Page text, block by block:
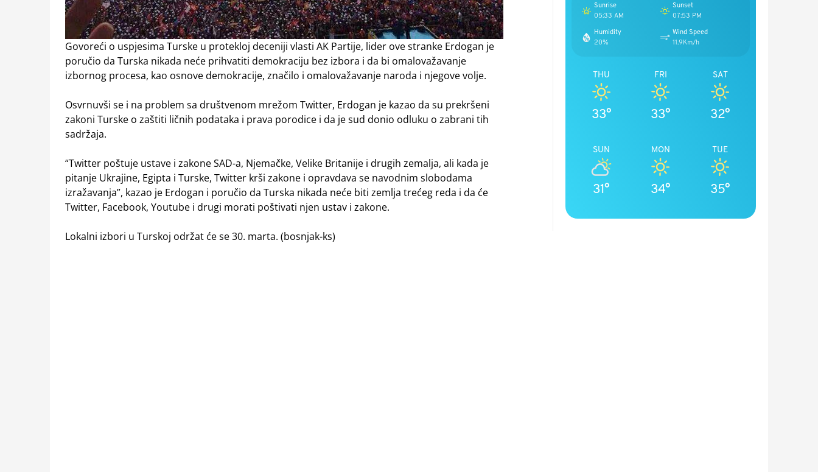
Govoreći o uspjesima Turske u protekloj deceniji vlasti AK Partije, lider ove stranke Erdogan je
poručio da Turska nikada neće prihvatiti demokraciju bez izbora i da bi omalovažavanje
izbornog procesa, kao osnove demokracije, značilo i omalovažavanje naroda i njegove volje.
Osvrnuvši se i na problem sa društvenom mrežom Twitter, Erdogan je kazao da su prekršeni
zakoni Turske o zaštiti ličnih podataka i prava porodice i da je sud donio odluku o zabrani tih
sadržaja.
“Twitter poštuje ustave i zakone SAD-a, Njemačke, Velike Britanije i drugih zemalja, ali kada je
pitanje Ukrajine, Egipta i Turske, Twitter krši zakone i opravdava se navodnim slobodama
izražavanja”, kazao je Erdogan i poručio da Turska nikada neće biti zemlja trećeg reda i da će
Twitter, Facebook, Youtube i drugi morati poštivati njen ustav i zakone.
Lokalni izbori u Turskoj održat će se 30. marta. (bosnjak-ks)
Sunrise
05:33 AM
Sunset
07:53 PM
Humidity
20%
Wind Speed
11.9Km/h
THU
33°
FRI
33°
SAT
32°
SUN
31°
MON
34°
TUE
35°